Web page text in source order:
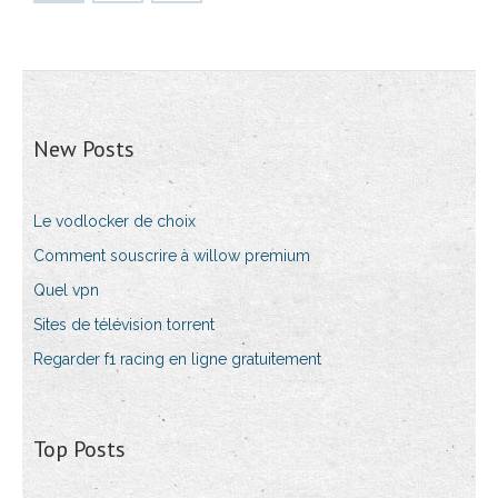
New Posts
Le vodlocker de choix
Comment souscrire à willow premium
Quel vpn
Sites de télévision torrent
Regarder f1 racing en ligne gratuitement
Top Posts